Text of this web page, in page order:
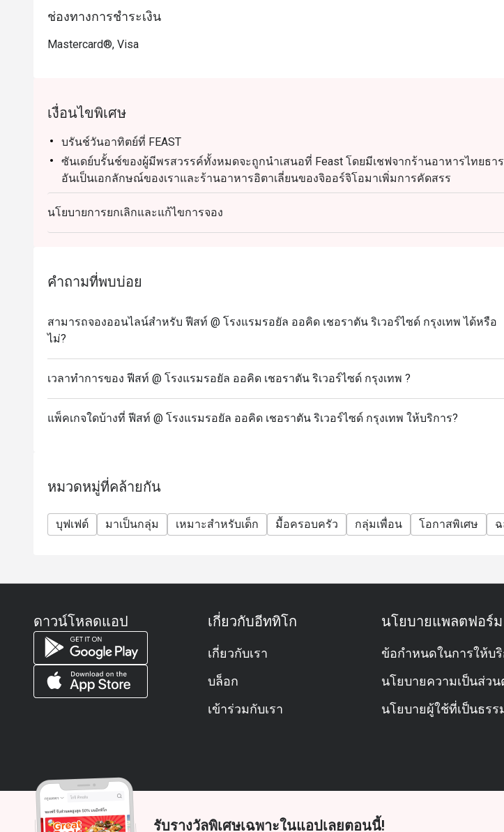
ช่องทางการชำระเงิน
Mastercard®, Visa
เงื่อนไขพิเศษ
บรันช์วันอาทิตย์ที่ FEAST
ซันเดย์บรั้นช์ของผู้มีพรสวรรค์ทั้งหมดจะถูกนำเสนอที่ Feast โดยมีเชฟจากร้านอาหารไทยธา
อันเป็นเอกลักษณ์ของเราและร้านอาหารอิตาเลี่ยนของจิออร์จิโอมาเพิ่มการคัดสรร
จากสถานีอาหารสดของตนเอง และทางเลือกในการรับประทานอาหารทั้งในร่มและกลางแจ้ง
เฉลียงริมแม่น้ำ
สิทธิพิเศษสำหรับวันเกิด หรือวันครบรอบ : รับฟรี! เค้กวันเกิด เมื่อมาฉลองวันเกิดที่ร้านของเรา
การจอง)
❥ Sunday Brunch เพียง 2,500 บาทสุทธิต่อท่าน
🧒 เด็กอายุ 10-12 ปี ครึ่งราคา 1,250 บาทสุทธิ
บุฟเฟ่ต์บาร์บีคิวมื้อค่ำ 1,800++
มื้อเย็น วันศุกร์ - อาทิตย์ : 17:00-21:00 น
-------------------------------------------------- -------------------
วันอังคาร รสชาติแห่งไชน่าทาวน์
วันพฤหัสบดี กุ้งเครย์ฟิชสแกนดิเนเวียน
ㆍบุฟเฟ่ต์ซีฟู้ดบาร์บีคิวสุดสัปดาห์ ในวันศุกร์ถึงวันอาทิตย์ ราคา 1,800++ บาท ต่อท่าน
วันจันทร์ - ศุกร์ เปิดเวลา 17.00 - 21.00 น.
วันเสาร์ เปิดเวลา 12.00-14.30 น
วันอาทิตย์ เปิดบริการเวลา 12.00 - 15.00 น.
ข้อกำหนดและเงื่อนไข:
* ราคาอาจเปลี่ยนแปลงได้ตลอดเวลาโดยไม่ต้องแจ้งให้ทราบล่วงหน้าในวันหยุดนักขัตฤกษ์ งาน
พิเศษ (เช่น คริสต์มาส ปีใหม่ วันวาเลนไทน์ เป็นต้น)
ของร้านอาหาร
* ส่วนลดใช้ได้กับราคาผู้ใหญ่, จากราคาเต็มเท่านั้น และไม่สามารถใช้ร่วมกับโปรโมชั่นหรือสิ
ประโยชน์อื่น ๆ
นโยบายการยกเลิกและแก้ไขการจอง
คำถามที่พบบ่อย
สามารถจองออนไลน์สำหรับ ฟีสท์ @ โรงแรมรอยัล ออคิด เชอราตัน ริเวอร์ไซด์ กรุงเทพ ได้หรือ
ไม่?
เวลาทำการของ ฟีสท์ @ โรงแรมรอยัล ออคิด เชอราตัน ริเวอร์ไซด์ กรุงเทพ ?
แพ็คเกจใดบ้างที่ ฟีสท์ @ โรงแรมรอยัล ออคิด เชอราตัน ริเวอร์ไซด์ กรุงเทพ ให้บริการ?
หมวดหมู่ที่คล้ายกัน
บุฟเฟต์ มาเป็นกลุ่ม เหมาะสำหรับเด็ก มื้อครอบครัว กลุ่มเพื่อน โอกาสพิเศษ ฉ
ดาวน์โหลดแอป เกี่ยวกับอีททิโก
เกี่ยวกับเรา
บล็อก
เข้าร่วมกับเรา
นโยบายแพลตฟอร์ม
ข้อกำหนดในการให้บริ
นโยบายความเป็นส่วน
นโยบายผู้ใช้ที่เป็นธรร
รับรางวัลพิเศษเฉพาะในแอปเลยตอนนี้!